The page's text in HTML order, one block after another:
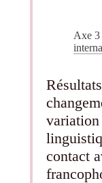
Axe 3
variation
contact